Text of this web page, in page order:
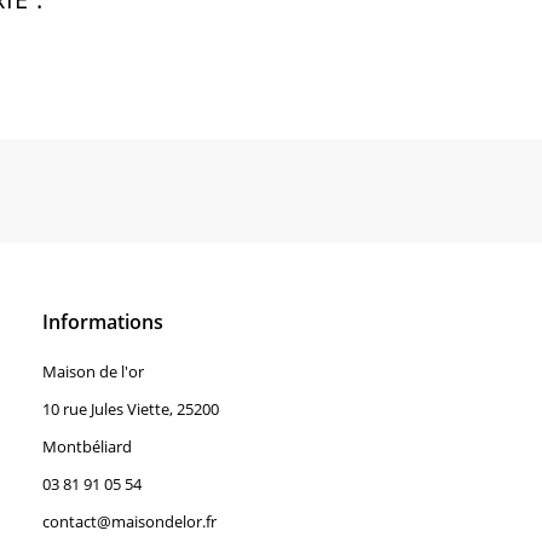
Informations
Maison de l'or
10 rue Jules Viette, 25200
Montbéliard
03 81 91 05 54
contact@maisondelor.fr